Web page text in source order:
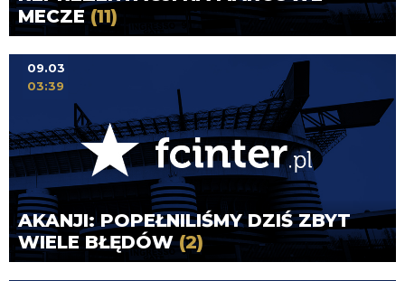
MECZE (11)
AKANJI: POPEŁNILIŚMY DZIŚ ZBYT
WIELE BŁĘDÓW(2)
09.03
03:39